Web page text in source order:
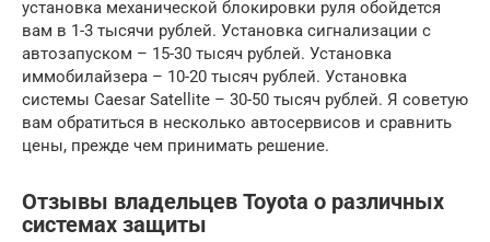
установка механической блокировки руля обойдется
вам в 1-3 тысячи рублей. Установка сигнализации с
автозапуском – 15-30 тысяч рублей. Установка
иммобилайзера – 10-20 тысяч рублей. Установка
системы Caesar Satellite – 30-50 тысяч рублей. Я советую
вам обратиться в несколько автосервисов и сравнить
цены, прежде чем принимать решение.
Отзывы владельцев Toyota о различных
системах защиты